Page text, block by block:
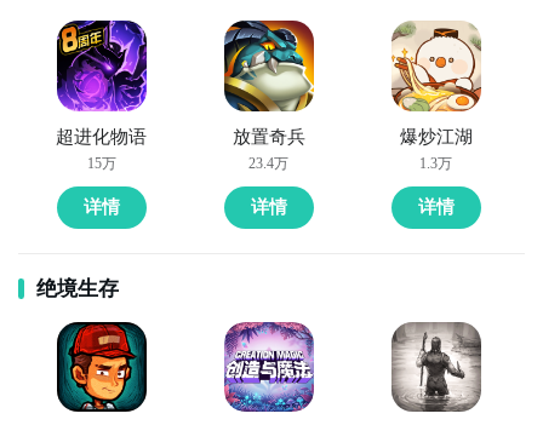
超进化物语
15万
详情
放置奇兵
23.4万
详情
爆炒江湖
1.3万
详情
绝境生存